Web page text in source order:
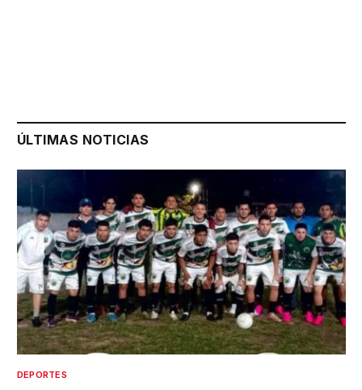
ÚLTIMAS NOTICIAS
DEPORTES